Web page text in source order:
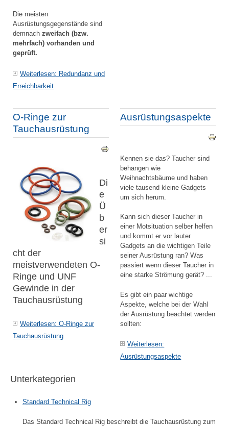
Die meisten
Ausrüstungsgegenstände sind
demnach zweifach (bzw.
mehrfach) vorhanden und
geprüft.
Weiterlesen: Redundanz und
Erreichbarkeit
O-Ringe zur
Tauchausrüstung
Di
e
Ü
b
er
si
cht der
meistverwendeten O-
Ringe und UNF
Gewinde in der
Tauchausrüstung
Weiterlesen: O-Ringe zur
Tauchausrüstung
Ausrüstungsaspekte
Kennen sie das? Taucher sind
behangen wie
Weihnachtsbäume und haben
viele tausend kleine Gadgets
um sich herum.
Kann sich dieser Taucher in
einer Motsituation selber helfen
und kommt er vor lauter
Gadgets an die wichtigen Teile
seiner Ausrüstung ran? Was
passiert wenn dieser Taucher in
eine starke Strömung gerät? ...
Es gibt ein paar wichtige
Aspekte, welche bei der Wahl
der Ausrüstung beachtet werden
sollten:
Weiterlesen:
Ausrüstungsaspekte
Unterkategorien
Standard Technical Rig
Das Standard Technical Rig beschreibt die Tauchausrüstung zum